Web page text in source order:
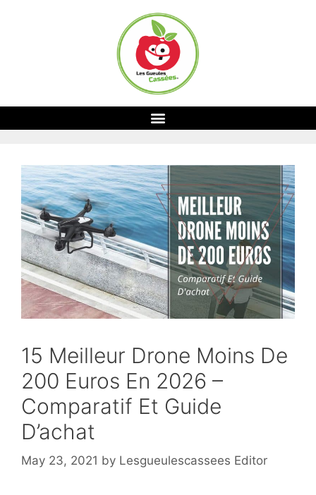
15 Meilleur Drone Moins De
200 Euros En 2026 –
Comparatif Et Guide
D’achat
May 23, 2021 by Lesgueulescassees Editor